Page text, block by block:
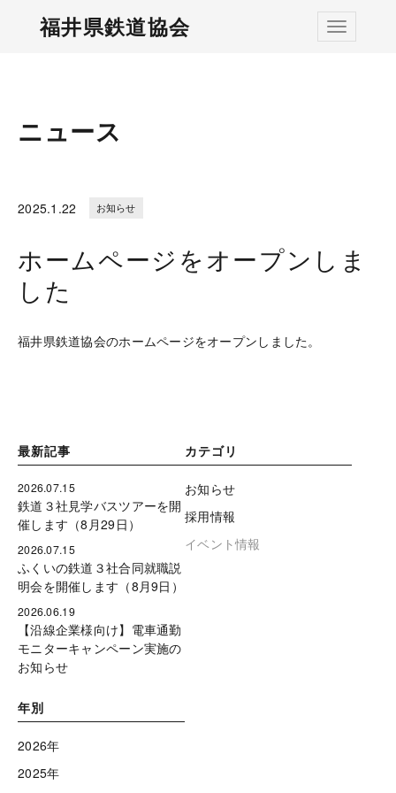
ナビゲー
福井県鉄道協会
ニュース
最新記事
2026.07.15
鉄道３社見学バスツアーを開
催します（8月29日）
2026.07.15
ふくいの鉄道３社合同就職説
明会を開催します（8月9日）
2026.06.19
【沿線企業様向け】電車通勤
モニターキャンペーン実施の
お知らせ
カテゴリ
お知らせ
採用情報
イベント情報
年別
2026年
2025年
2025.1.22 お知らせ
ホームページをオープンしま
した
福井県鉄道協会のホームページをオープンしました。